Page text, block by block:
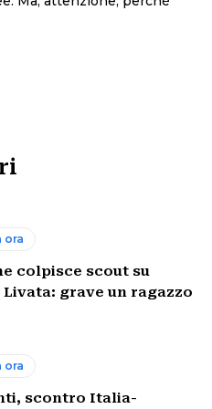
ora
colpisce scout su
grave un ragazzo
ora
scontro Italia-